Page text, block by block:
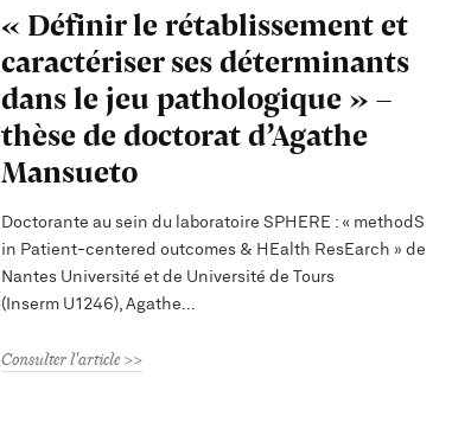
« Définir le rétablissement et
caractériser ses déterminants
dans le jeu pathologique » –
thèse de doctorat d’Agathe
Mansueto
Doctorante au sein du laboratoire SPHERE : « methodS
in Patient-centered outcomes & HEalth ResEarch » de
Nantes Université et de Université de Tours
(Inserm U1246), Agathe
Consulter l'article